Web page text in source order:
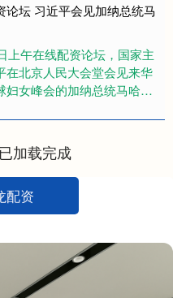
论坛 习近平会见加纳总统马
上午在线配资论坛，国家主
在北京人民大会堂会见来华
妇女峰会的加纳总统马哈
年。中加友谊由两国....
加载完成
配资